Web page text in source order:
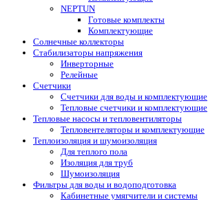
NEPTUN
Готовые комплекты
Комплектующие
Солнечные коллекторы
Стабилизаторы напряжения
Инверторные
Релейные
Счетчики
Счетчики для воды и комплектующие
Тепловые счетчики и комплектующие
Тепловые насосы и тепловентиляторы
Тепловентеляторы и комплектующие
Теплоизоляция и шумоизоляция
Для теплого пола
Изоляция для труб
Шумоизоляция
Фильтры для воды и водоподготовка
Кабинетные умягчители и системы